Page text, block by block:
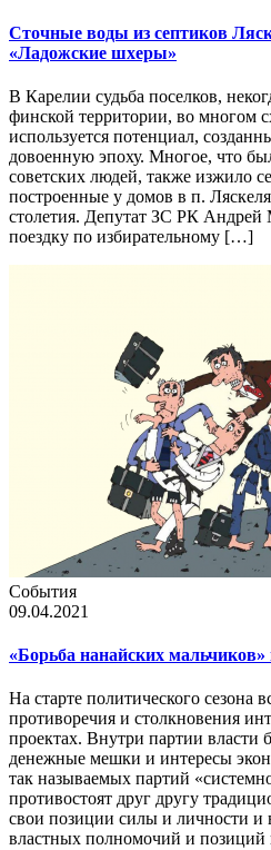
Сточные воды из септиков
«Ладожские шхеры»
В Карелии судьба поселков,
финской территории, во многом
используется потенциал,
довоенную эпоху. Многое, что
советских людей, также изжило
построенные у домов в п.
столетия. Депутат ЗС РК Андрей
поездку по избирательному […]
События
09.04.2021
«Борьба нанайских
На старте политического сезона
противоречия и столкновения
проектах. Внутри партии власти
денежные мешки и интересы
так называемых партий
противостоят друг другу
свои позиции силы и личности и
властных полномочий и